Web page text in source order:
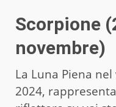
Scorpione
novembre)
La Luna Piena
2024,